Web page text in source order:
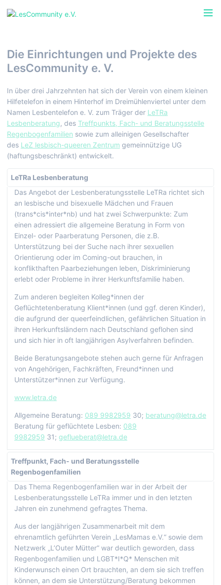
Die Einrichtungen und Projekte des
LesCommunity e. V.
In über drei Jahrzehnten hat sich der Verein von einem kleinen
Hilfetelefon in einem Hinterhof im Dreimühlenviertel unter dem
Namen Lesbentelefon e. V. zum Träger der LeTRa
Lesbenberatung, des Treffpunkts, Fach- und Beratungsstelle
Regenbogenfamilien sowie zum alleinigen Gesellschafter
des LeZ lesbisch-queeren Zentrum gemeinnützige UG
(haftungsbeschränkt) entwickelt.
LeTRa Lesbenberatung
Das Angebot der Lesbenberatungsstelle LeTRa richtet sich
an lesbische und bisexuelle Mädchen und Frauen
(trans*cis*inter*nb) und hat zwei Schwerpunkte: Zum
einen adressiert die allgemeine Beratung in Form von
Einzel- oder Paarberatung Personen, die z.B.
Unterstützung bei der Suche nach ihrer sexuellen
Orientierung oder im Coming-out brauchen, in
konflikthaften Paarbeziehungen leben, Diskriminierung
erlebt oder Probleme in ihrer Herkunftsfamilie haben.
Zum anderen begleiten Kolleg*innen der
Geflüchtetenberatung Klient*innen (und ggf. deren Kinder),
die aufgrund der queerfeindlichen, gefährlichen Situation in
ihren Herkunftsländern nach Deutschland geflohen sind
und sich hier in oft langjährigen Asylverfahren befinden.
Beide Beratungsangebote stehen auch gerne für Anfragen
von Angehörigen, Fachkräften, Freund*innen und
Unterstützer*innen zur Verfügung.
www.letra.de
Allgemeine Beratung: 089 9982959 30; beratung@letra.de
Beratung für geflüchtete Lesben: 089
9982959 31; geflueberat@letra.de
Treffpunkt, Fach- und Beratungsstelle
Regenbogenfamilien
Das Thema Regenbogenfamilien war in der Arbeit der
Lesbenberatungsstelle LeTRa immer und in den letzten
Jahren ein zunehmend gefragtes Thema.
Aus der langjährigen Zusammenarbeit mit dem
ehrenamtlich geführten Verein „LesMamas e.V.“ sowie dem
Netzwerk „L’Outer Mütter“ war deutlich geworden, dass
Regenbogenfamilien und LGBT*I*Q* Menschen mit
Kinderwunsch einen Ort brauchten, an dem sie sich treffen
können, an dem sie Unterstützung/Beratung bekommen